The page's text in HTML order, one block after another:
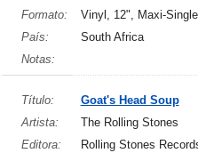
Formato:
Vinyl, 12", Maxi-Single
País:
South Africa
Notas:
Título:
Goat's Head Soup
Artista:
The Rolling Stones
Editora:
Rolling Stones